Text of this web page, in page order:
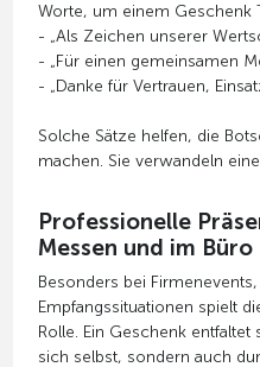
Worte, um einem Geschenk
- „Als Zeichen unserer
- „Für einen gemeinsamen
- „Danke für Vertrauen,
Solche Sätze helfen, die
machen. Sie verwandeln
Professionelle
Messen und im Büro
Besonders bei
Empfangssituationen spielt
Rolle. Ein Geschenk
sich selbst, sondern auch